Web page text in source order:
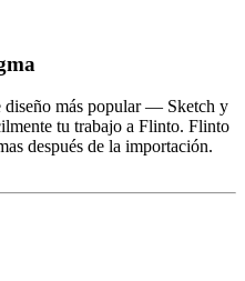
diseño más popular — Sketch y
tu trabajo a Flinto. Flinto
después de la importación.